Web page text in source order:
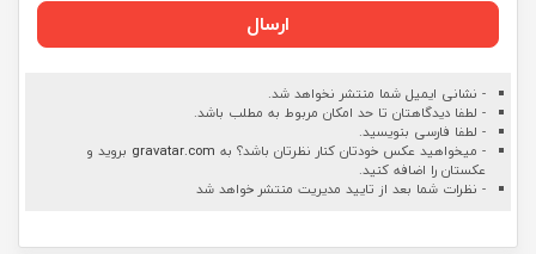
ارسال
- نشانی ایمیل شما منتشر نخواهد شد.
- لطفا دیدگاهتان تا حد امکان مربوط به مطلب باشد.
- لطفا فارسی بنویسید.
- میخواهید عکس خودتان کنار نظرتان باشد؟ به gravatar.com بروید و
عکستان را اضافه کنید.
- نظرات شما بعد از تایید مدیریت منتشر خواهد شد